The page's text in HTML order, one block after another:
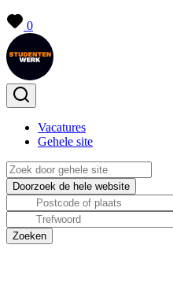
0
Vacatures
Gehele site